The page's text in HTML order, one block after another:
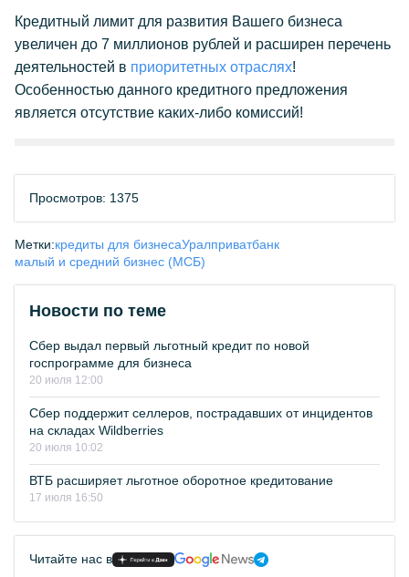
Кредитный лимит для развития Вашего бизнеса
увеличен до 7 миллионов рублей и расширен перечень
деятельностей в приоритетных отраслях!
Особенностью данного кредитного предложения
является отсутствие каких-либо комиссий!
Просмотров: 1375
Метки:кредиты для бизнесаУралприватбанк
малый и средний бизнес (МСБ)
Новости по теме
Сбер выдал первый льготный кредит по новой
госпрограмме для бизнеса
20 июля 12:00
Сбер поддержит селлеров, пострадавших от инцидентов
на складах Wildberries
20 июля 10:02
ВТБ расширяет льготное оборотное кредитование
17 июля 16:50
Читайте нас в